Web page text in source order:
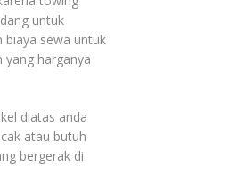
untuk
biaya sewa untuk
harganya
diatas anda
atau butuh
bergerak di